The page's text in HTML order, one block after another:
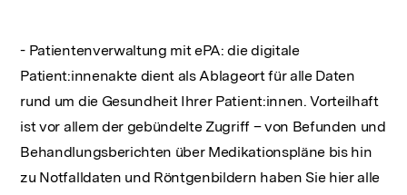
- Patientenverwaltung mit ePA: die digitale
Patient:innenakte dient als Ablageort für alle Daten
rund um die Gesundheit Ihrer Patient:innen. Vorteilhaft
ist vor allem der gebündelte Zugriff – von Befunden und
Behandlungsberichten über Medikationspläne bis hin
zu Notfalldaten und Röntgenbildern haben Sie hier alle